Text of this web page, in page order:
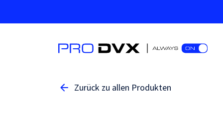
Zurück zu allen Produkten